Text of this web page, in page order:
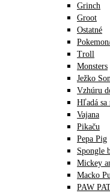
Grinch
Groot
Ostatné
Troll
Monsters
Ježko
Vzhúru
Hľadá sa
Vajana
Pikaču
Pepa Pig
Spongle
Mickey
Macko Pu
PAW